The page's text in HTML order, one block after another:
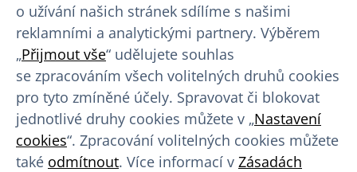
Informace pro dárce
Průběh darování
O krevní plazmě
O nás
o užívání našich stránek sdílíme s našimi
reklamními a analytickými partnery. Výběrem
„Přijmout vše“ udělujete souhlas
se zpracováním všech volitelných druhů cookies
pro tyto zmíněné účely. Spravovat či blokovat
jednotlivé druhy cookies můžete v „Nastavení
cookies“. Zpracování volitelných cookies můžete
také odmítnout. Více informací v Zásadách